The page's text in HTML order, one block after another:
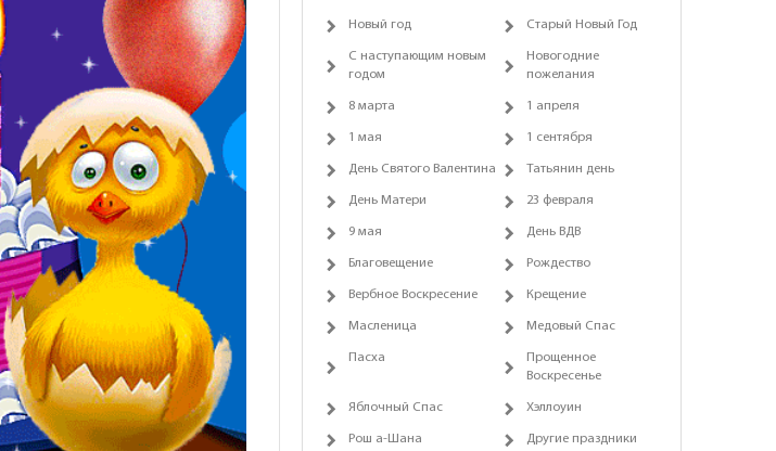
Новый год Старый Новый Год
С наступающим новым
годом
Новогодние
пожелания
8 марта 1 апреля
1 мая 1 сентября
День Святого Валентина Татьянин день
День Матери 23 февраля
9 мая День ВДВ
Благовещение Рождество
Вербное Воскресение Крещение
Масленица Медовый Спас
Пасха
Прощенное
Воскресенье
Яблочный Спас Хэллоуин
Рош а-Шана Другие праздники